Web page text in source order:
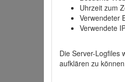
Uhrzeit zum
Verwendeter
Verwendete
Die Server-Logfiles
aufklären zu